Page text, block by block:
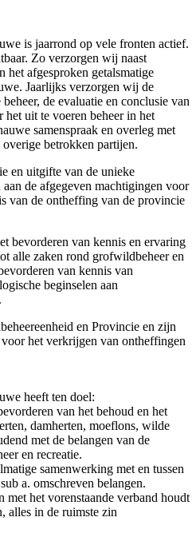
is jaarrond op vele fronten actief.
Zo verzorgen wij naast
afgesproken getalsmatige
Jaarlijks verzorgen wij de
de evaluatie en conclusie van
het uit te voeren beheer in het
samenspraak en overleg met
overige betrokken partijen.
en uitgifte van de unieke
de afgegeven machtigingen voor
van de ontheffing van de provincie
bevorderen van kennis en ervaring
alle zaken rond grofwildbeheer en
van kennis van
beginselen aan
en Provincie en zijn
het verkrijgen van ontheffingen
heeft ten doel:
van het behoud en het
damherten, moeflons, wilde
met de belangen van de
en recreatie.
samenwerking met en tussen
a. omschreven belangen.
met het vorenstaande verband houdt
alles in de ruimste zin